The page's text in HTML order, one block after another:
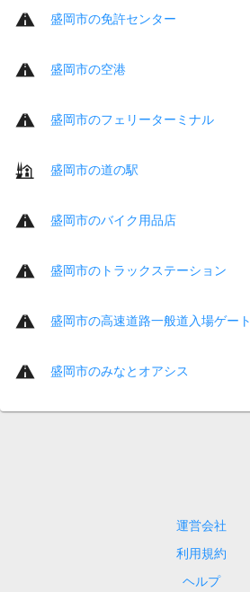
盛岡市の免許センター
盛岡市の空港
盛岡市のフェリーターミナル
盛岡市の道の駅
盛岡市のバイク用品店
盛岡市のトラックステーション
盛岡市の高速道路一般道入場ゲート
盛岡市のみなとオアシス
運営会社
利用規約
ヘルプ